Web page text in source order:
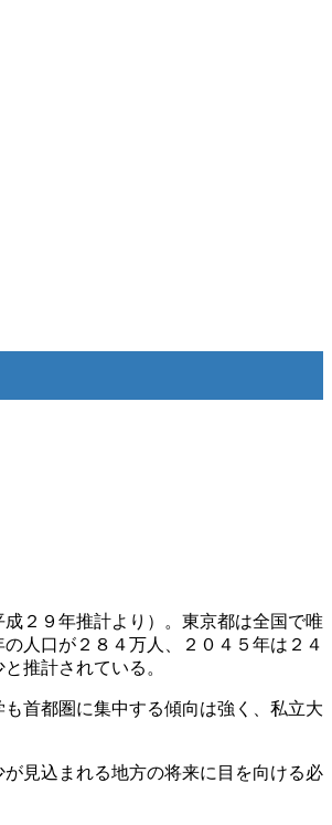
２９年推計より）。東京都は全国で唯
人口が２８４万人、２０４５年は２４
推計されている。
首都圏に集中する傾向は強く、私立大
見込まれる地方の将来に目を向ける必